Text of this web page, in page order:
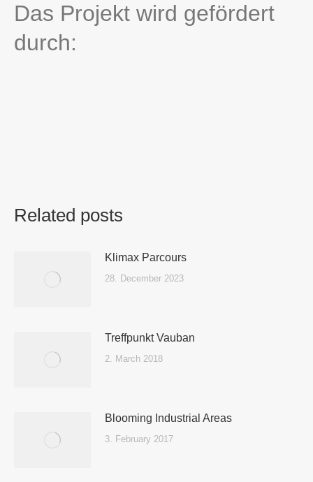
Das Projekt wird gefördert
durch:
Related posts
Klimax Parcours
28. December 2023
Treffpunkt Vauban
2. March 2018
Blooming Industrial Areas
3. February 2017